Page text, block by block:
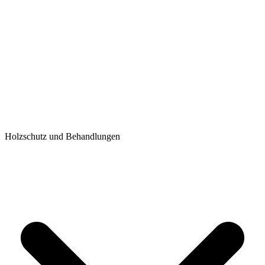
Holzschutz und Behandlungen